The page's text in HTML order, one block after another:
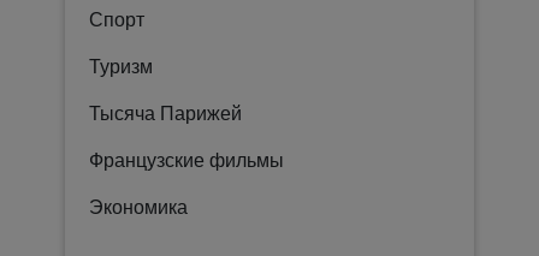
Спорт
Туризм
Тысяча Парижей
Французские фильмы
Экономика